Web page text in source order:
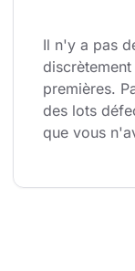
Il n'y a pas
premières.
des lots
que vous